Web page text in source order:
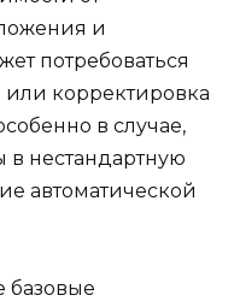
и
потребоваться
или корректировка
в случае,
в нестандартную
автоматической
базовые